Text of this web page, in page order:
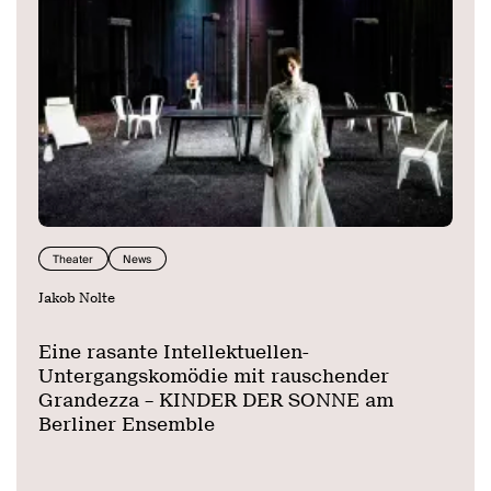
Theater News
Jakob Nolte
Eine rasante Intellektuellen-
Untergangskomödie mit rauschender
Grandezza – KINDER DER SONNE am
Berliner Ensemble